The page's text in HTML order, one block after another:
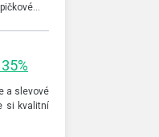
a slevové
si kvalitní